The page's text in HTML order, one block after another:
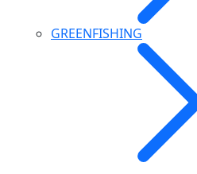
GREENFISHING